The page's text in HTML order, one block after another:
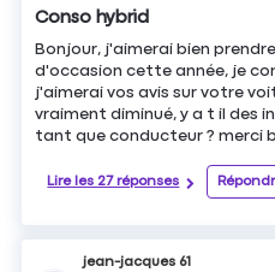
Conso hybrid
Bonjour, j'aimerai bien
d'occasion cette année, je
j'aimerai vos avis sur votre
vraiment diminué, y a t il des
tant que conducteur ? merci
Lire les 27 réponses
jean-jacques 61